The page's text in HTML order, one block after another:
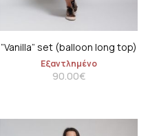
”Vanilla” set (balloon long top)
Εξαντλημένο
90.00€